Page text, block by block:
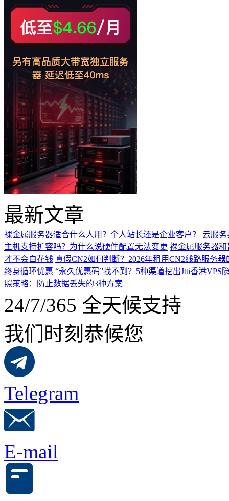
最新文章
裸金属服务器适合什么人用？个人站长还是企业客户？
云服务
主机支持扩容吗？为什么说硬件配置无法变更 裸金属服务器
才不会白花钱 真假CN2如何判断？2026年租用CN2线路服务器
终身循环优惠 “永久优惠码”找不到？5种渠道挖出Jtti香港VPS
照策略：防止数据丢失的3种方案
24/7/365 全天候支持
我们时刻恭候您
Telegram
E-mail